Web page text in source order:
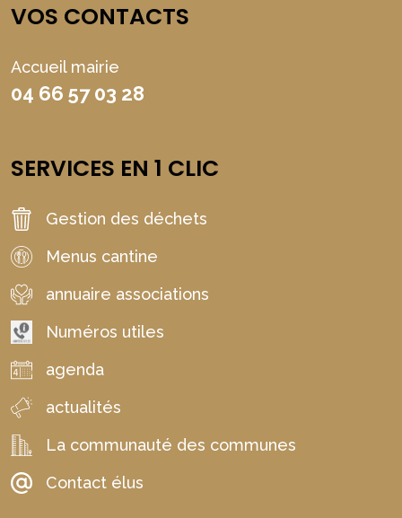
VOS CONTACTS
Accueil mairie
04 66 57 03 28
SERVICES EN 1 CLIC
Gestion des déchets
Menus cantine
annuaire associations
Numéros utiles
agenda
actualités
La communauté des communes
Contact élus